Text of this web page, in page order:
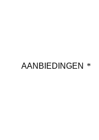
AANBIEDINGEN